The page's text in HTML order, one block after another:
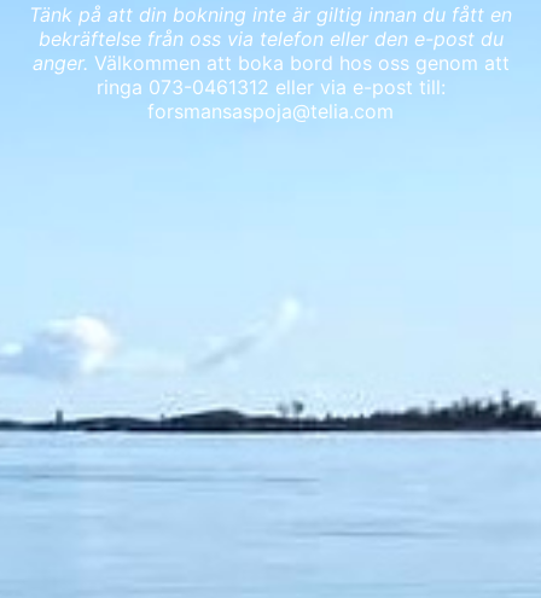
Tänk på att din bokning inte är giltig innan du fått en
bekräftelse från oss via telefon eller den e-post du
anger. Välkommen att boka bord hos oss genom att
ringa 073-0461312 eller via e-post till:
forsmansaspoja@telia.com